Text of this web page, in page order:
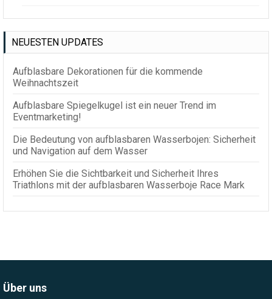
NEUESTEN UPDATES
Aufblasbare Dekorationen für die kommende
Weihnachtszeit
Aufblasbare Spiegelkugel ist ein neuer Trend im
Eventmarketing!
Die Bedeutung von aufblasbaren Wasserbojen: Sicherheit
und Navigation auf dem Wasser
Erhöhen Sie die Sichtbarkeit und Sicherheit Ihres
Triathlons mit der aufblasbaren Wasserboje Race Mark
Über uns